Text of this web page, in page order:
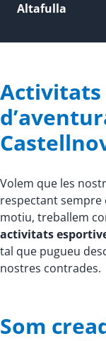
Altafulla
Activitats
Volem que les
respectant sempre
motiu, treballem
activitats
tal que pugueu
nostres contrades.
Som